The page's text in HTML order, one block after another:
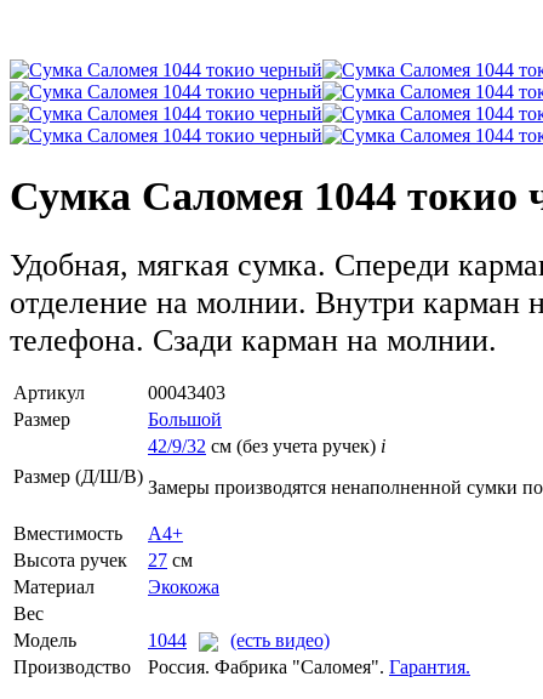
Сумка Саломея 1044 токио
Удобная, мягкая сумка. Спереди
отделение на молнии. Внутри карман
телефона. Сзади карман на молнии.
Артикул
00043403
Размер
Большой
Размер (Д/Ш/В)
42/9/32 см (без учета ручек) i
Замеры производятся ненаполненной сумки
Вместимость
А4+
Высота ручек
27 см
Материал
Экокожа
Вес
Модель
1044
(есть видео)
Производство
Россия. Фабрика "Саломея". Гарантия.